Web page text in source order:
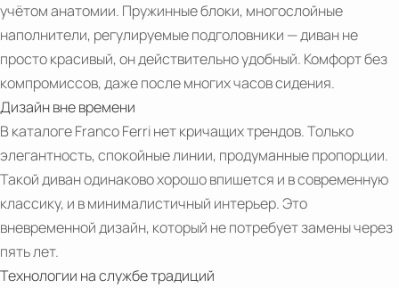
2021
учётом анатомии. Пружинные блоки, многослойные
наполнители, регулируемые подголовники — диван не
просто красивый, он действительно удобный. Комфорт без
компромиссов, даже после многих часов сидения.
Дизайн вне времени
В каталоге Franco Ferri нет кричащих трендов. Только
элегантность, спокойные линии, продуманные пропорции.
Такой диван одинаково хорошо впишется и в современную
классику, и в минималистичный интерьер. Это
вневременной дизайн, который не потребует замены через
пять лет.
Технологии на службе традиций